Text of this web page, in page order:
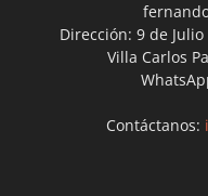
Dirección: 9 de Julio
Villa Carlos
Contáctanos: